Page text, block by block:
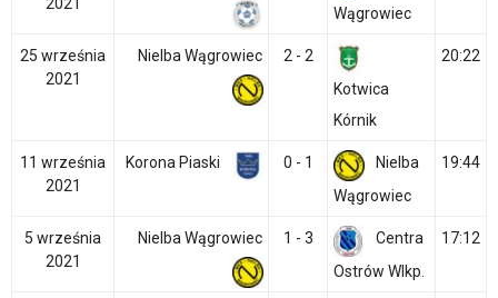
2021
Wągrowiec
25 września
2021
Nielba Wągrowiec
2 - 2
Kotwica
Kórnik
20:22
11 września
2021
Korona Piaski 0 - 1
Nielba
Wągrowiec
19:44
5 września
2021
Nielba Wągrowiec 1 - 3
Centra
Ostrów Wlkp.
17:12